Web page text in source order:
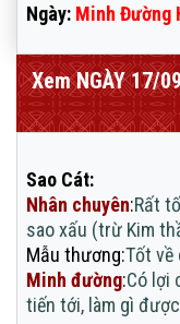
Ngày: Minh Đường
Xem NGÀY 17/
Sao Cát:
Nhân chuyên:Rất
sao xấu (trừ Kim
Mẫu thương:Tốt về
Minh đường:Có lợi
tiến tới, làm gì